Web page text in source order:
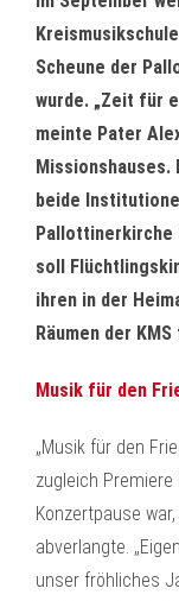
Scheune der
wurde. „Zeit für
meinte Pater
beide
Pallottinerkirche
soll
ihren in der
Räumen der
Musik für den
„Musik für den
zugleich
Konzertpause
abverlangte.
unser fröhliches